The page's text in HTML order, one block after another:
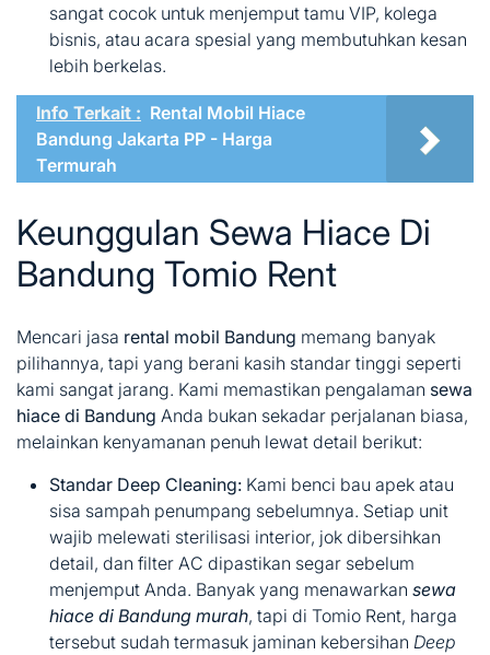
sangat cocok untuk menjemput tamu VIP, kolega
bisnis, atau acara spesial yang membutuhkan kesan
lebih berkelas.
Info Terkait : Rental Mobil Hiace
Bandung Jakarta PP - Harga
Termurah
Keunggulan Sewa Hiace Di
Bandung Tomio Rent
Mencari jasa rental mobil Bandung memang banyak
pilihannya, tapi yang berani kasih standar tinggi seperti
kami sangat jarang. Kami memastikan pengalaman sewa
hiace di Bandung Anda bukan sekadar perjalanan biasa,
melainkan kenyamanan penuh lewat detail berikut:
Standar Deep Cleaning: Kami benci bau apek atau
sisa sampah penumpang sebelumnya. Setiap unit
wajib melewati sterilisasi interior, jok dibersihkan
detail, dan filter AC dipastikan segar sebelum
menjemput Anda. Banyak yang menawarkan sewa
hiace di Bandung murah, tapi di Tomio Rent, harga
tersebut sudah termasuk jaminan kebersihan Deep